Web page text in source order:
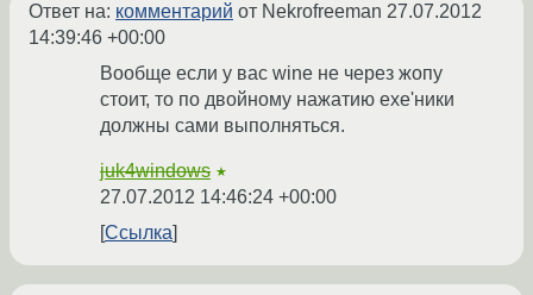
Ответ на: комментарий от Nekrofreeman 27.07.2012
14:39:46 +00:00
Вообще если у вас wine не через жопу
стоит, то по двойному нажатию exe'ники
должны сами выполняться.
juk4windows ★
27.07.2012 14:46:24 +00:00
Ссылка